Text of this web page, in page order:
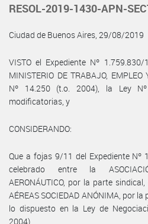
RESOL-2019-1430-APN-
Ciudad de Buenos Aires, 29/08/2019
VISTO el Expediente Nº
MINISTERIO DE TRABAJO,
Nº 14.250 (t.o. 2004), la Ley
modificatorias, y
CONSIDERANDO:
Que a fojas 9/11 del Expediente Nº
celebrado entre la
AERONÁUTICO, por la parte
AÉREAS SOCIEDAD ANÓNIMA, por
lo dispuesto en la Ley de
2004).